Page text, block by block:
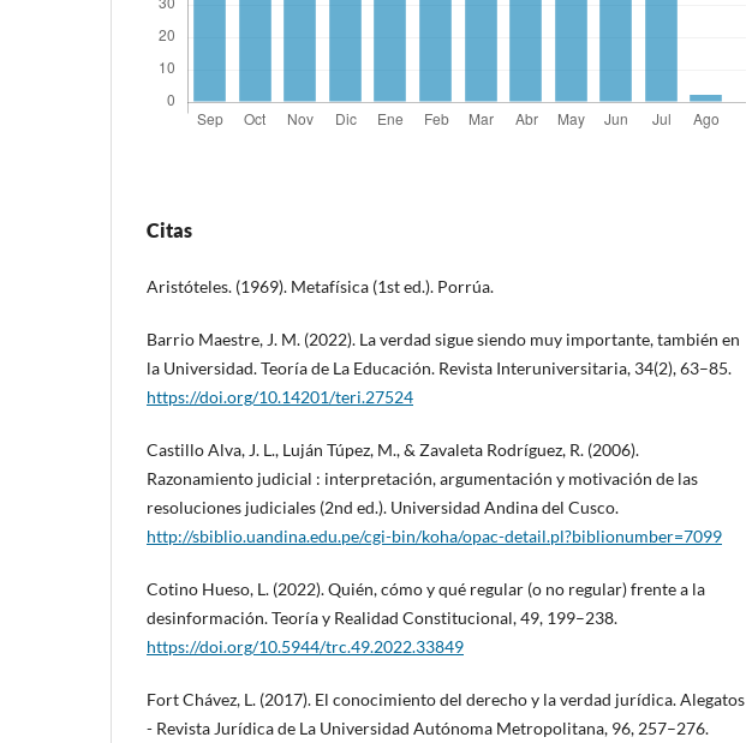
Citas
Aristóteles. (1969). Metafísica (1st ed.). Porrúa.
Barrio Maestre, J. M. (2022). La verdad sigue siendo muy importante, también en
la Universidad. Teoría de La Educación. Revista Interuniversitaria, 34(2), 63–85.
https://doi.org/10.14201/teri.27524
Castillo Alva, J. L., Luján Túpez, M., & Zavaleta Rodríguez, R. (2006).
Razonamiento judicial : interpretación, argumentación y motivación de las
resoluciones judiciales (2nd ed.). Universidad Andina del Cusco.
http://sbiblio.uandina.edu.pe/cgi-bin/koha/opac-detail.pl?biblionumber=7099
Cotino Hueso, L. (2022). Quién, cómo y qué regular (o no regular) frente a la
desinformación. Teoría y Realidad Constitucional, 49, 199–238.
https://doi.org/10.5944/trc.49.2022.33849
Fort Chávez, L. (2017). El conocimiento del derecho y la verdad jurídica. Alegatos
- Revista Jurídica de La Universidad Autónoma Metropolitana, 96, 257–276.